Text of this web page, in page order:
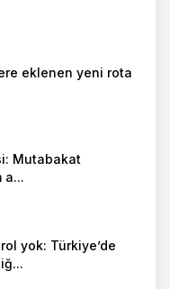
eklenen yeni rota
Mutabakat
a...
yok: Türkiye’de